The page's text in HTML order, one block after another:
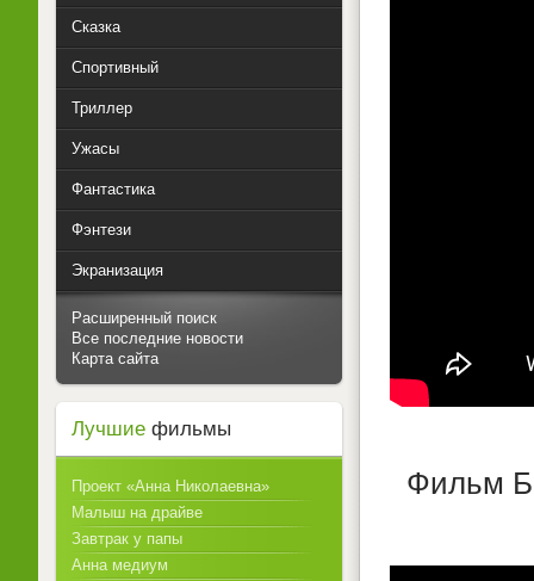
Фильм
Сказка
Спортивный
Триллер
Ужасы
Фантастика
Фэнтези
Экранизация
Расширенный поиск
Все последние новости
Карта сайта
Лучшие фильмы
Проект «Анна Николаевна»
Малыш на драйве
Завтрак у папы
Анна медиум